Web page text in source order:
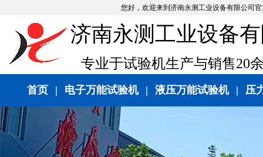
您好，欢迎来到济南永测工业设备有限公司
济南永测工业设备
专业于试验机生产与销售20
首页 | 电子万能试验机 | 液压万能试验机 | 压